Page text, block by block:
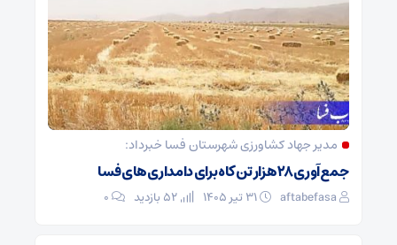
مدیر جهاد کشاورزی شهرستان فسا خبرداد:
جمع‌آوری ۲۸ هزار تن کاه برای دامداری‌های فسا
aftabefasa ۰